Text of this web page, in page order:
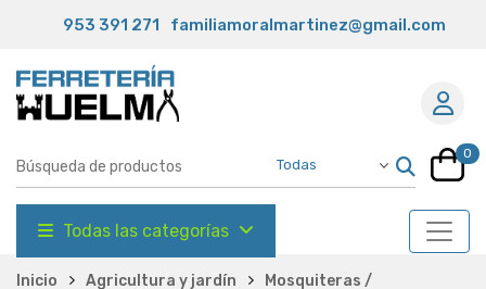
953 391 271 familiamoralmartinez@gmail.com
0
Todas las categorías
Inicio Agricultura y jardín
Mosquiteras /